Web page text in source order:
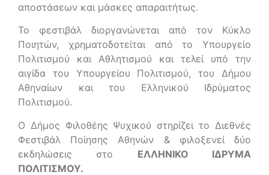
αποστάσεων και μάσκες απαραιτήτως.
Το φεστιβάλ διοργανώνεται από τον Κύκλο
Ποιητών, χρηματοδοτείται από το Υπουργείο
Πολιτισμού και Αθλητισμού και τελεί υπό την
αιγίδα του Υπουργείου Πολιτισμού, του Δήμου
Αθηναίων και του Ελληνικού Ιδρύματος
Πολιτισμού.
Ο Δήμος Φιλοθέης Ψυχικού στηρίζει το Διεθνές
Φεστιβάλ Ποίησης Αθηνών & φιλοξενεί δύο
εκδηλώσεις στο ΕΛΛΗΝΙΚΟ ΙΔΡΥΜΑ
ΠΟΛΙΤΙΣΜΟΥ.